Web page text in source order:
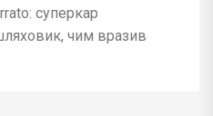
суперкар
чим вразив